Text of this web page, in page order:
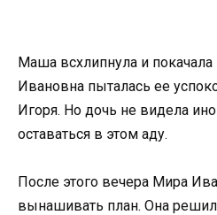
Маша всхлипнула и
Ивановна пыталась ее
Игоря. Но дочь не видела
оставаться в этом аду.
После этого вечера Мира
вынашивать план. Она